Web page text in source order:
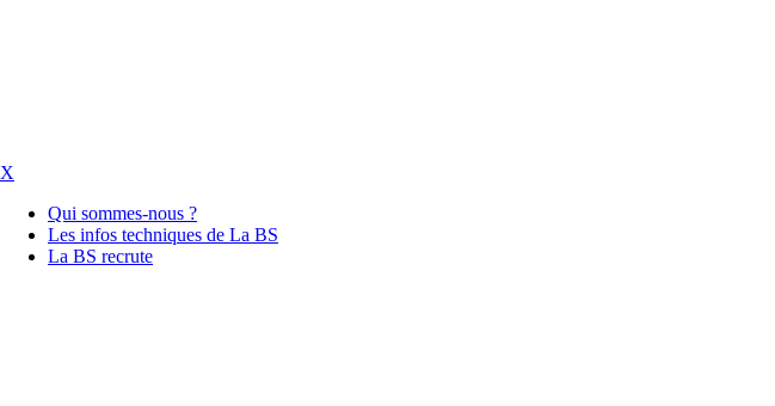
X
Qui sommes-nous ?
Les infos techniques de La BS
La BS recrute